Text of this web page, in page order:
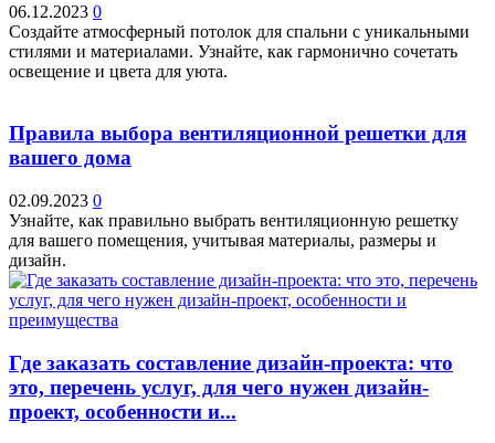
06.12.2023 0
Создайте атмосферный потолок для спальни с уникальными
стилями и материалами. Узнайте, как гармонично сочетать
освещение и цвета для уюта.
Правила выбора вентиляционной решетки для
вашего дома
02.09.2023 0
Узнайте, как правильно выбрать вентиляционную решетку
для вашего помещения, учитывая материалы, размеры и
дизайн.
Где заказать составление дизайн-проекта: что
это, перечень услуг, для чего нужен дизайн-
проект, особенности и...